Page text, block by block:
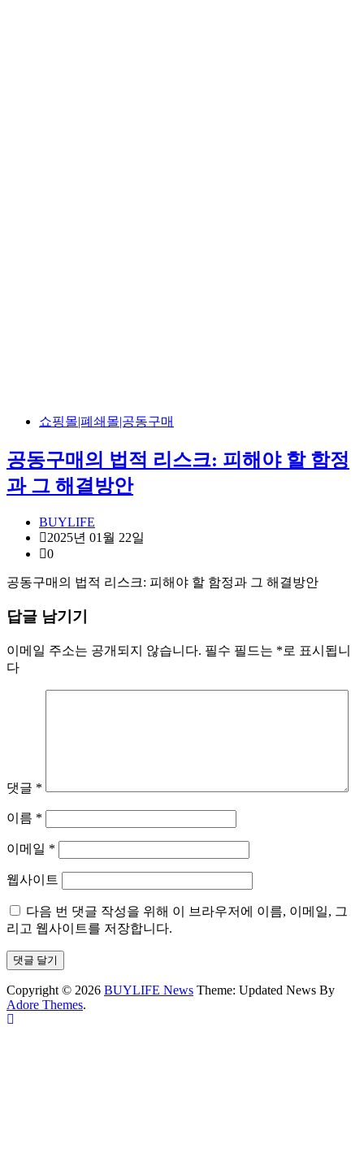
쇼핑몰|폐쇄몰|공동구매
공동구매의 법적 리스크: 피해야 할 함정
과 그 해결방안
BUYLIFE
2025년 01월 22일
0
공동구매의 법적 리스크: 피해야 할 함정과 그 해결방안
답글 남기기
이메일 주소는 공개되지 않습니다. 필수 필드는 *로 표시됩니
다
댓글 *
이름 *
이메일 *
웹사이트
다음 번 댓글 작성을 위해 이 브라우저에 이름, 이메일, 그
리고 웹사이트를 저장합니다.
Copyright © 2026 BUYLIFE News Theme: Updated News By
Adore Themes.